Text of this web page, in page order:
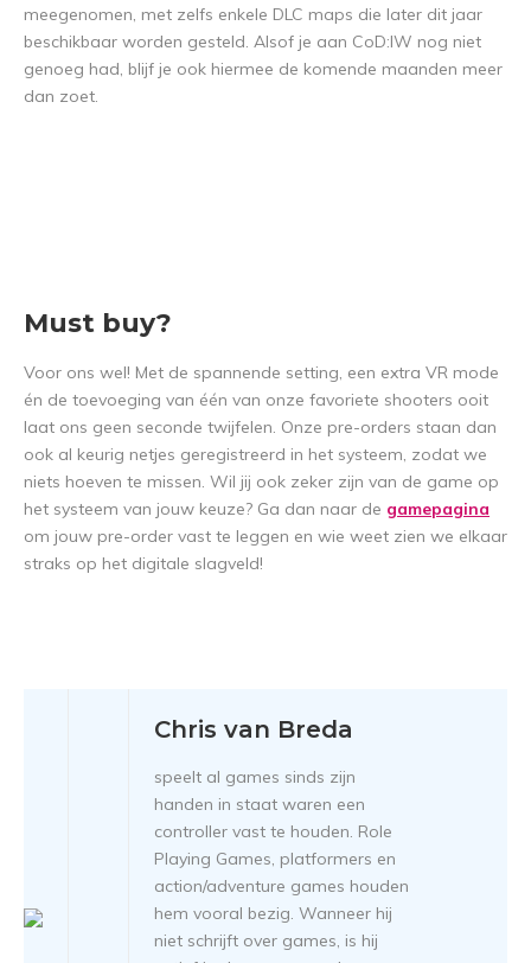
meegenomen, met zelfs enkele DLC maps die later dit jaar
beschikbaar worden gesteld. Alsof je aan CoD:IW nog niet
genoeg had, blijf je ook hiermee de komende maanden meer
dan zoet.
Must buy?
Voor ons wel! Met de spannende setting, een extra VR mode
én de toevoeging van één van onze favoriete shooters ooit
laat ons geen seconde twijfelen. Onze pre-orders staan dan
ook al keurig netjes geregistreerd in het systeem, zodat we
niets hoeven te missen. Wil jij ook zeker zijn van de game op
het systeem van jouw keuze? Ga dan naar de gamepagina
om jouw pre-order vast te leggen en wie weet zien we elkaar
straks op het digitale slagveld!
Chris van Breda
speelt al games sinds zijn
handen in staat waren een
controller vast te houden. Role
Playing Games, platformers en
action/adventure games houden
hem vooral bezig. Wanneer hij
niet schrijft over games, is hij